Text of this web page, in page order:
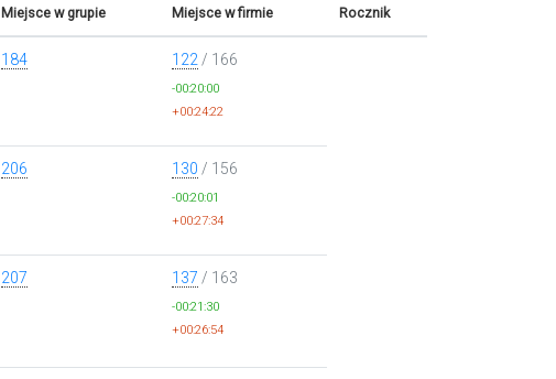
Miejsce w grupie Miejsce w firmie Rocznik
184 122 / 166
-00:20:00
+00:24:22
206 130 / 156
-00:20:01
+00:27:34
207 137 / 163
-00:21:30
+00:26:54